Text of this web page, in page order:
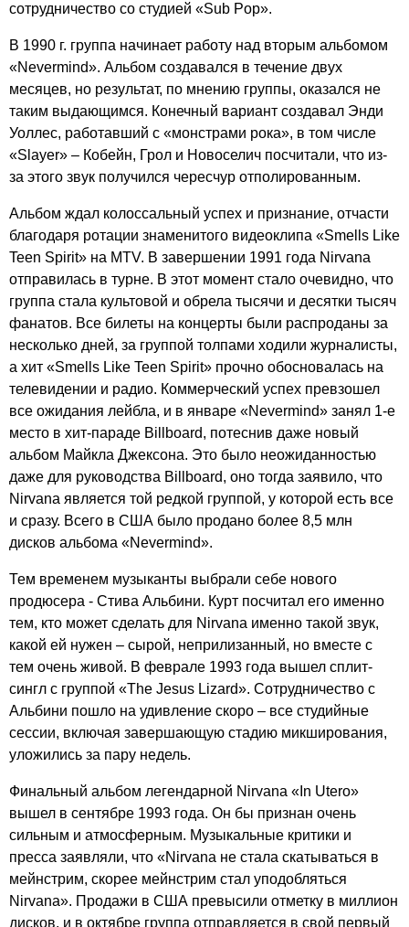
сотрудничество со студией «Sub Pop».
В 1990 г. группа начинает работу над вторым альбомом
«Nevermind». Альбом создавался в течение двух
месяцев, но результат, по мнению группы, оказался не
таким выдающимся. Конечный вариант создавал Энди
Уоллес, работавший с «монстрами рока», в том числе
«Slayer» – Кобейн, Грол и Новоселич посчитали, что из-
за этого звук получился чересчур отполированным.
Альбом ждал колоссальный успех и признание, отчасти
благодаря ротации знаменитого видеоклипа «Smells Like
Teen Spirit» на MTV. В завершении 1991 года Nirvana
отправилась в турне. В этот момент стало очевидно, что
группа стала культовой и обрела тысячи и десятки тысяч
фанатов. Все билеты на концерты были распроданы за
несколько дней, за группой толпами ходили журналисты,
а хит «Smells Like Teen Spirit» прочно обосновалась на
телевидении и радио. Коммерческий успех превзошел
все ожидания лейбла, и в январе «Nevermind» занял 1-е
место в хит-параде Billboard, потеснив даже новый
альбом Майкла Джексона. Это было неожиданностью
даже для руководства Billboard, оно тогда заявило, что
Nirvana является той редкой группой, у которой есть все
и сразу. Всего в США было продано более 8,5 млн
дисков альбома «Nevermind».
Тем временем музыканты выбрали себе нового
продюсера - Стива Альбини. Курт посчитал его именно
тем, кто может сделать для Nirvana именно такой звук,
какой ей нужен – сырой, неприлизанный, но вместе с
тем очень живой. В феврале 1993 года вышел сплит-
сингл с группой «The Jesus Lizard». Сотрудничество с
Альбини пошло на удивление скоро – все студийные
сессии, включая завершающую стадию микширования,
уложились за пару недель.
Финальный альбом легендарной Nirvana « In Utero»
вышел в сентябре 1993 года. Он бы признан очень
сильным и атмосферным. Музыкальные критики и
пресса заявляли, что «Nirvana не стала скатываться в
мейнстрим, скорее мейнстрим стал уподобляться
Nirvana». Продажи в США превысили отметку в миллион
дисков, и в октябре группа отправляется в свой первый